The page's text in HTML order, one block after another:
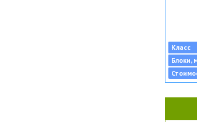
Класс
Блоки,